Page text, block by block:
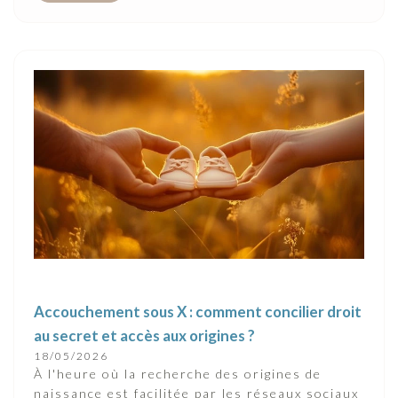
Accouchement sous X : comment concilier droit
au secret et accès aux origines ?
18/05/2026
À l'heure où la recherche des origines de
naissance est facilitée par les réseaux sociaux